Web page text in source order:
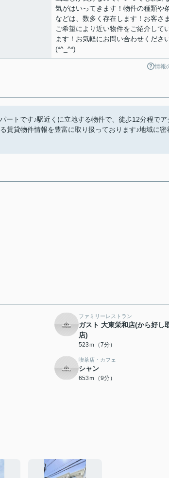
気がはいってきます！物件の種類や
などは、数多く存在します！お客さ
ご希望により近い物件をご紹介して
ます！お気軽にお問い合わせくださ
(*^_^*)
情報
ートです♪駅近くに立地する物件で、徒歩12分程でア
賃貸物件情報を豊富に取り扱っております♪地域に密
ファミリーレストラン
ガスト 大東栄和店(から好し
店)
523ｍ（7分）
喫茶店・カフェ
シャン
653ｍ（9分）